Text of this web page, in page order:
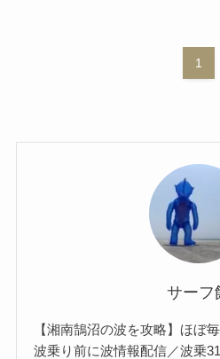
1
サーフ
【湘南鵠沼の波を攻略】ほぼ
波乗り前に波情報配信／波乗